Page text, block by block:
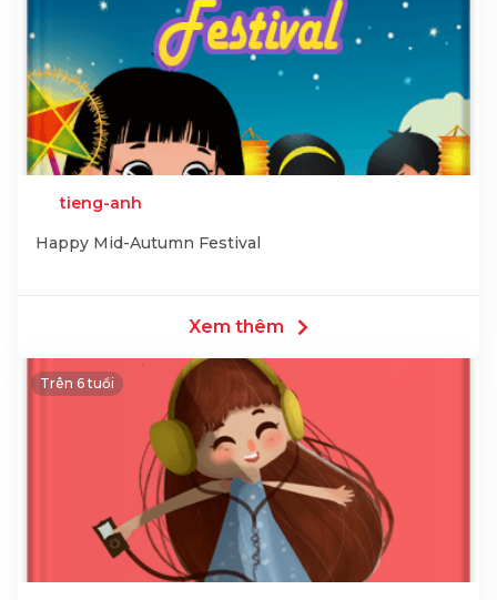
tieng-anh
Happy Mid-Autumn Festival
Xem thêm
Trên 6 tuổi